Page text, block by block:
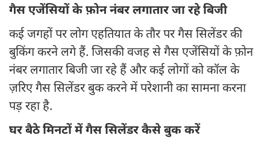
गैस एजेंसियों के फ़ोन नंबर लगातार जा रहे बिजी
कई जगहों पर लोग एहतियात के तौर पर गैस सिलेंडर की
बुकिंग करने लगे हैं. जिसकी वजह से गैस एजेंसियों के फ़ोन
नंबर लगातार बिजी जा रहे हैं और कई लोगों को कॉल के
ज़रिए गैस सिलेंडर बुक करने में परेशानी का सामना करना
पड़ रहा है.
घर बैठे मिनटों में गैस सिलेंडर कैसे बुक करें